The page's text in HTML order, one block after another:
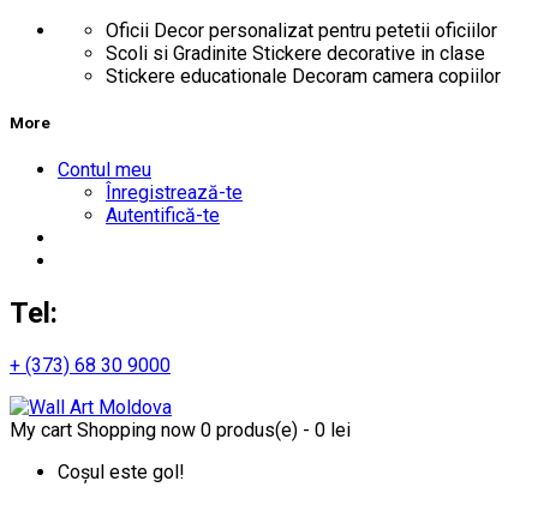
Oficii Decor personalizat pentru petetii oficiilor
Scoli si Gradinite Stickere decorative in clase
Stickere educationale Decoram camera copiilor
More
Contul meu
Înregistrează-te
Autentifică-te
Tel:
+ (373) 68 30 9000
My cart Shopping now 0 produs(e) - 0 lei
Coșul este gol!